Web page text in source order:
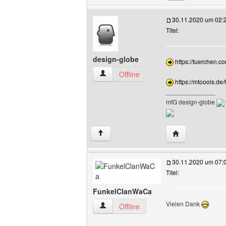
design-globe
design-globe Benutzer-Profile anzeigen
Offline
30.11.2020 um
Titel:
https://
https://
mfG design-globe
↑ Website dieses
FunkelClanWaCa
FunkelClanWaCa Benutzer-Profile
Offline
30.11.2020 um
Titel:
Vielen Dank